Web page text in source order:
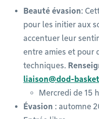
Beauté évasion:
pour les initier aux
accentuer leur
entre amies et pour
techniques.
liaison@dod-
Mercredi de 15
Évasion : automne